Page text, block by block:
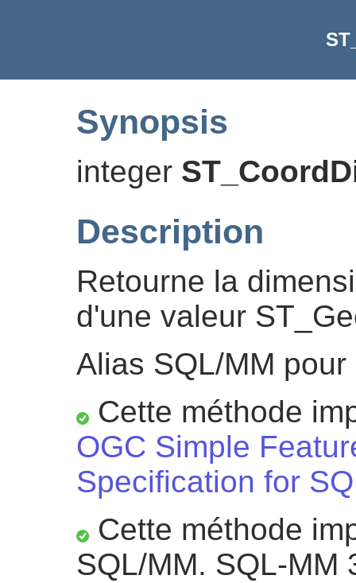
Synopsis
integer
Description
Retourne la
d'une valeur
Alias SQL/MM
Cette méthode
OGC Simple
Specification for
Cette méthode
SQL/MM. SQL-MM